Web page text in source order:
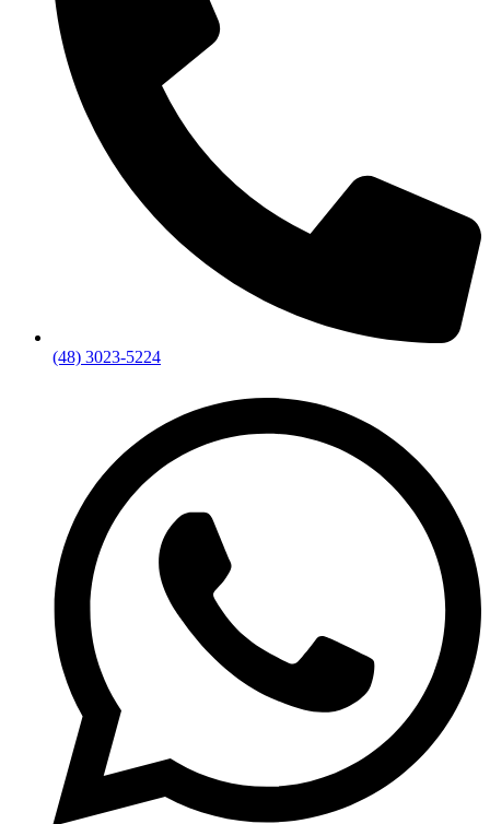
(48) 3023-5224